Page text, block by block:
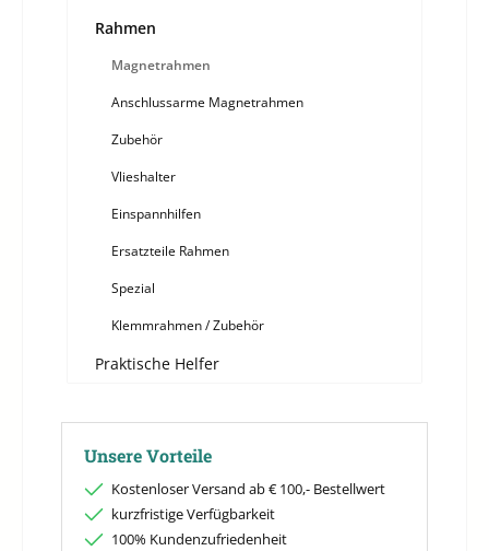
Rahmen
Magnetrahmen
Anschlussarme Magnetrahmen
Zubehör
Vlieshalter
Einspannhilfen
Ersatzteile Rahmen
Spezial
Klemmrahmen / Zubehör
Praktische Helfer
Unsere Vorteile
Kostenloser Versand ab € 100,- Bestellwert
kurzfristige Verfügbarkeit
100% Kundenzufriedenheit